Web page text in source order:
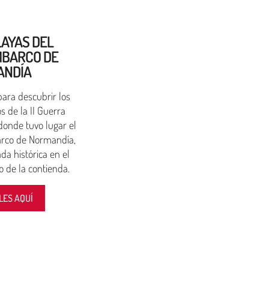
DEL
DE
descubrir los
de la II Guerra
tuvo lugar el
de Normandía,
histórica en el
de la contienda.
AQUÍ